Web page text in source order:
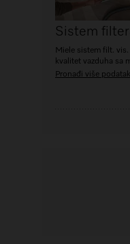
Sistem
Miele sistem filt.
kvalitet vazduha sa
Pronađi više